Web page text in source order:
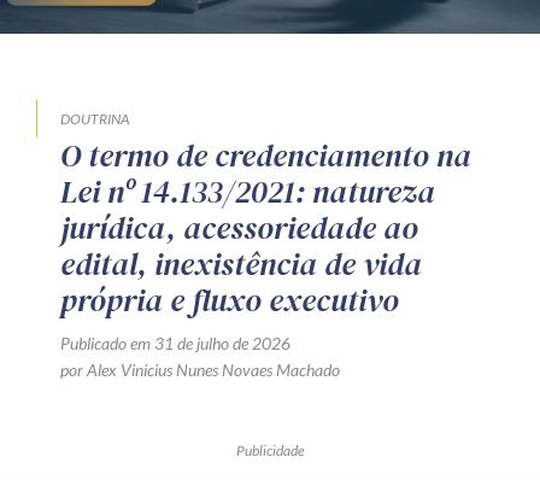
DOUTRINA
O termo de credenciamento na
Lei nº 14.133/2021: natureza
jurídica, acessoriedade ao
edital, inexistência de vida
própria e fluxo executivo
Publicado em 31 de julho de 2026
por Alex Vinicius Nunes Novaes Machado
Publicidade